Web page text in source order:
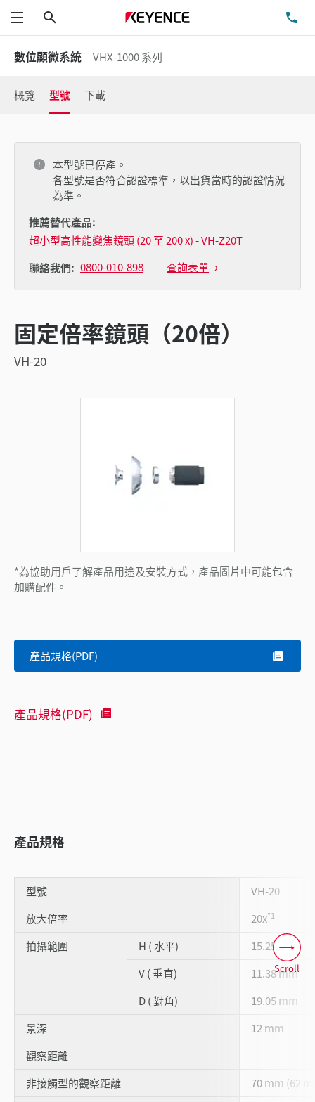
功能表
數位顯微系統 VHX-1000 系列
概覽 型號 下載
本型號已停產。
各型號是否符合認證標準，以出貨當時的認證情況
為準。
推薦替代產品:
超小型高性能變焦鏡頭 (20 至 200 x) - VH-Z20T
聯絡我們: 0800-010-898 查詢表單
固定倍率鏡頭（20倍）
VH-20
*為協助用戶了解產品用途及安裝方式，產品圖片中可能包含
加購配件。
產品規格(PDF)
產品規格(PDF)
產品規格
型號
VH-20
放大倍率
20x*1
拍攝範圍 H ( 水平)
15.25 mm
V ( 垂直)
11.38 mm
D ( 對角)
19.05 mm
景深
12 mm
觀察距離
―
非接觸型的觀察距離
70 mm (62
Scroll